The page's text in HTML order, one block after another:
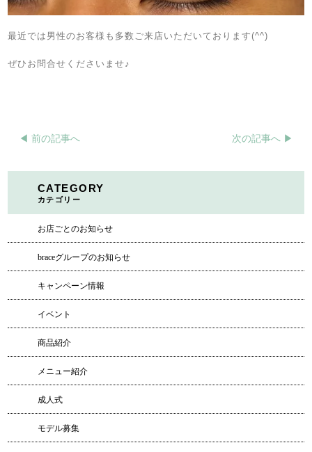
最近では男性のお客様も多数ご来店いただいております(^^)
ぜひお問合せくださいませ♪
◀︎ 前の記事へ 次の記事へ ▶︎
CATEGORY
カテゴリー
お店ごとのお知らせ
braceグループのお知らせ
キャンペーン情報
イベント
商品紹介
メニュー紹介
成人式
モデル募集